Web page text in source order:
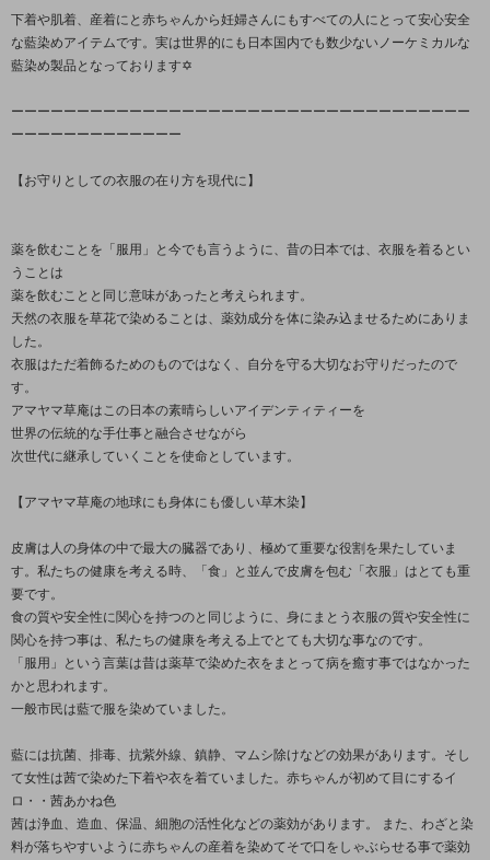
下着や肌着、産着にと赤ちゃんから妊婦さんにもすべての人にとって安心安全
な藍染めアイテムです。実は世界的にも日本国内でも数少ないノーケミカルな
藍染め製品となっております✡
ーーーーーーーーーーーーーーーーーーーーーーーーーーーーーーーーーーー
ーーーーーーーーーーーーー
【お守りとしての衣服の在り方を現代に】
薬を飲むことを「服用」と今でも言うように、昔の日本では、衣服を着るとい
うことは
薬を飲むことと同じ意味があったと考えられます。
天然の衣服を草花で染めることは、薬効成分を体に染み込ませるためにありま
した。
衣服はただ着飾るためのものではなく、自分を守る大切なお守りだったので
す。
アマヤマ草庵はこの日本の素晴らしいアイデンティティーを
世界の伝統的な手仕事と融合させながら
次世代に継承していくことを使命としています。
【アマヤマ草庵の地球にも身体にも優しい草木染】
皮膚は人の身体の中で最大の臓器であり、極めて重要な役割を果たしていま
す。私たちの健康を考える時、「食」と並んで皮膚を包む「衣服」はとても重
要です。
食の質や安全性に関心を持つのと同じように、身にまとう衣服の質や安全性に
関心を持つ事は、私たちの健康を考える上でとても大切な事なのです。
「服用」という言葉は昔は薬草で染めた衣をまとって病を癒す事ではなかった
かと思われます。
一般市民は藍で服を染めていました。
藍には抗菌、排毒、抗紫外線、鎮静、マムシ除けなどの効果があります。そし
て女性は茜で染めた下着や衣を着ていました。赤ちゃんが初めて目にするイ
ロ・・茜あかね色
茜は浄血、造血、保温、細胞の活性化などの薬効があります。 また、わざと染
料が落ちやすいように赤ちゃんの産着を染めてそで口をしゃぶらせる事で薬効